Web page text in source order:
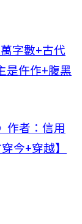
字數+古代
是仵作+腹黑
作者：信用
今+穿越】